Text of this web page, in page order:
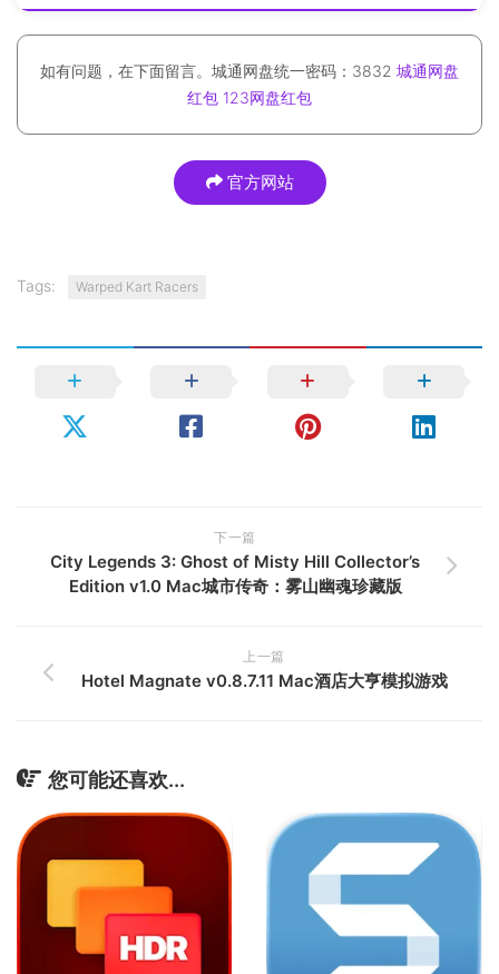
如有问题，在下面留言。城通网盘统一密码：3832 城通网盘
红包 123网盘红包
官方网站
Tags: Warped Kart Racers
下一篇
City Legends 3: Ghost of Misty Hill Collector’s
Edition v1.0 Mac城市传奇：雾山幽魂珍藏版
上一篇
Hotel Magnate v0.8.7.11 Mac酒店大亨模拟游戏
您可能还喜欢...